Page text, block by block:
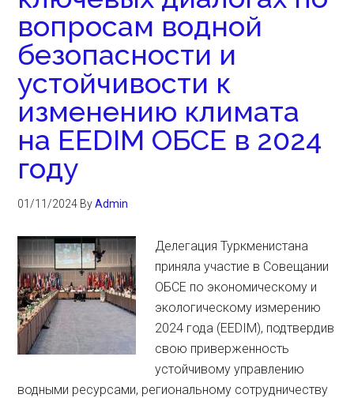
вопросам водной
безопасности и
устойчивости к
изменению климата
на EEDIM ОБСЕ в 2024
году
01/11/2024 ByAdmin
Делегация Туркменистана
приняла участие в Совещании
ОБСЕ по экономическому и
экологическому измерению
2024 года (EEDIM), подтвердив
свою приверженность
устойчивому управлению
водными ресурсами, региональному сотрудничеству